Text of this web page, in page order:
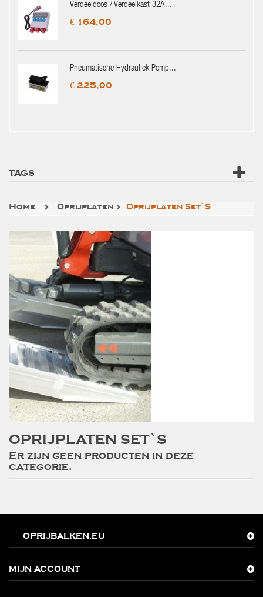
Verdeeldoos / Verdeelkast 32A...
€ 164,00
Pneumatische Hydrauliek Pomp...
€ 225,00
TAGS
Home Oprijplaten Oprijplaten Set`s
OPRIJPLATEN SET`S
Er zijn geen producten in deze
categorie.
OPRIJBALKEN.EU
MIJN ACCOUNT